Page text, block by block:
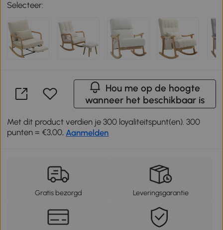
Selecteer:
Hou me op de hoogte
wanneer het beschikbaar is
Met dit product verdien je 300 loyaliteitspunt(en). 300
punten = €3,00, Aanmelden
Gratis bezorgd Leveringsgarantie